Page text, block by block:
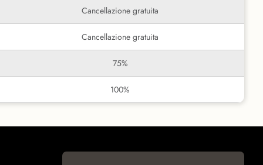
Cancellazione gratuita
Cancellazione gratuita
75%
100%